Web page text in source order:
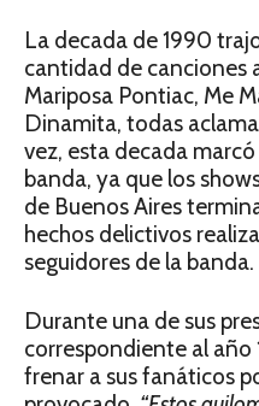
La decada de 1990
cantidad de canciones
Mariposa Pontiac, Me
Dinamita, todas
vez, esta decada
banda, ya que los
de Buenos Aires
hechos delictivos
seguidores de la banda.
Durante una de sus
correspondiente al año
frenar a sus fanáticos